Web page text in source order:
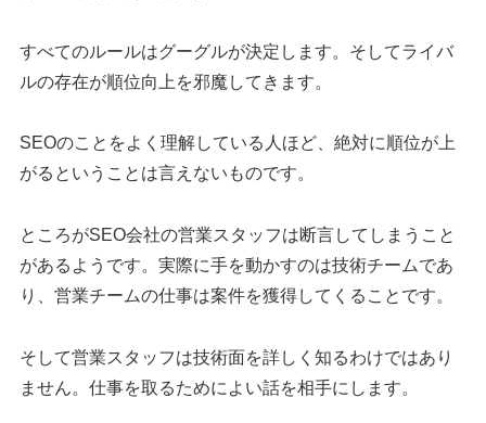
すべてのルールはグーグルが決定します。そしてライバ
ルの存在が順位向上を邪魔してきます。
SEOのことをよく理解している人ほど、絶対に順位が上
がるということは言えないものです。
ところがSEO会社の営業スタッフは断言してしまうこと
があるようです。実際に手を動かすのは技術チームであ
り、営業チームの仕事は案件を獲得してくることです。
そして営業スタッフは技術面を詳しく知るわけではあり
ません。仕事を取るためによい話を相手にします。